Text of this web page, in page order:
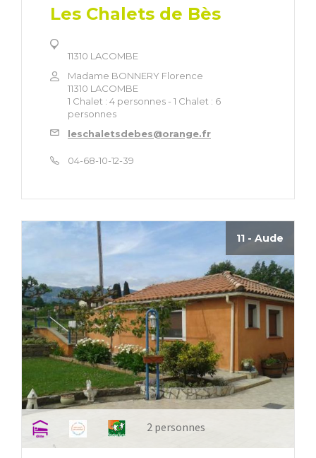
Les Chalets de Bès
11310 LACOMBE
Madame BONNERY Florence
11310 LACOMBE
1 Chalet : 4 personnes - 1 Chalet : 6
personnes
leschaletsdebes@orange.fr
04-68-10-12-39
11 - Aude
2 personnes